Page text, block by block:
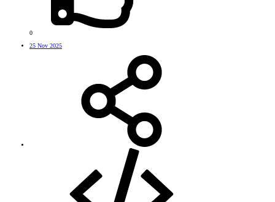
0
25 Nov 2025